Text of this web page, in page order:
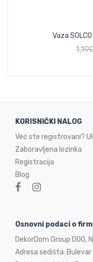
Vaza
KORISNIČKI NALOG
Već ste registrovani?
Zaboravljena lozinka
Registracija
Blog
Osnovni podaci o
DekorDom Group DOO,
Adresa sedišta: